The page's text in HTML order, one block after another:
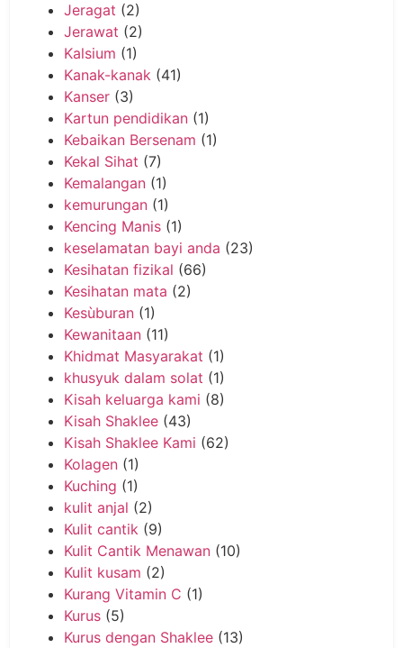
Jeragat (2)
Jerawat (2)
Kalsium (1)
Kanak-kanak (41)
Kanser (3)
Kartun pendidikan (1)
Kebaikan Bersenam (1)
Kekal Sihat (7)
Kemalangan (1)
kemurungan (1)
Kencing Manis (1)
keselamatan bayi anda (23)
Kesihatan fizikal (66)
Kesihatan mata (2)
Kesùburan (1)
Kewanitaan (11)
Khidmat Masyarakat (1)
khusyuk dalam solat (1)
Kisah keluarga kami (8)
Kisah Shaklee (43)
Kisah Shaklee Kami (62)
Kolagen (1)
Kuching (1)
kulit anjal (2)
Kulit cantik (9)
Kulit Cantik Menawan (10)
Kulit kusam (2)
Kurang Vitamin C (1)
Kurus (5)
Kurus dengan Shaklee (13)